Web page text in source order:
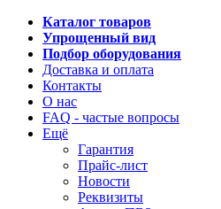
Каталог товаров
Упрощенный вид
Подбор оборудования
Доставка и оплата
Контакты
О нас
FAQ - частые вопросы
Ещё
Гарантия
Прайс-лист
Новости
Реквизиты